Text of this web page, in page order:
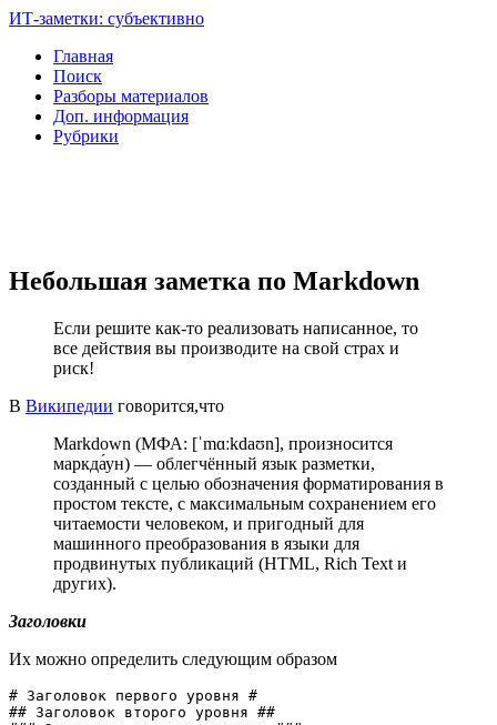
ИТ-заметки: субъективно
Главная
Поиск
Разборы материалов
Доп. информация
Рубрики
Небольшая заметка по Markdown
Если решите как-то реализовать написанное, то
все действия вы производите на свой страх и
риск!
В Википедии говорится,что
Markdown (МФА: [ˈmɑːkdaʊn], произносится
маркда́ун) — облегчённый язык разметки,
созданный с целью обозначения форматирования в
простом тексте, с максимальным сохранением его
читаемости человеком, и пригодный для
машинного преобразования в языки для
продвинутых публикаций (HTML, Rich Text и
других).
Заголовки
Их можно определить следующим образом
# Заголовок первого уровня #
## Заголовок второго уровня ##